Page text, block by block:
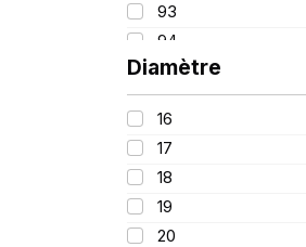
93
94
95
96
97
98
99
100
Diamètre
16
17
18
19
20